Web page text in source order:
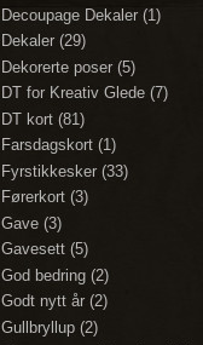
Decoupage Dekaler (1)
Dekaler (29)
Dekorerte poser (5)
DT for Kreativ Glede (7)
DT kort (81)
Farsdagskort (1)
Fyrstikkesker (33)
Førerkort (3)
Gave (3)
Gavesett (5)
God bedring (2)
Godt nytt år (2)
Gullbryllup (2)